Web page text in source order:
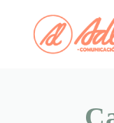
contenido